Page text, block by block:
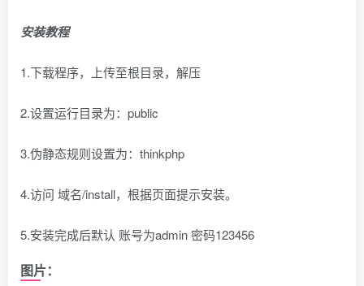
安装教程
1.下载程序，上传至根目录，解压
2.设置运行目录为：public
3.伪静态规则设置为：thinkphp
4.访问 域名/install，根据页面提示安装。
5.安装完成后默认 账号为admin 密码123456
图片：